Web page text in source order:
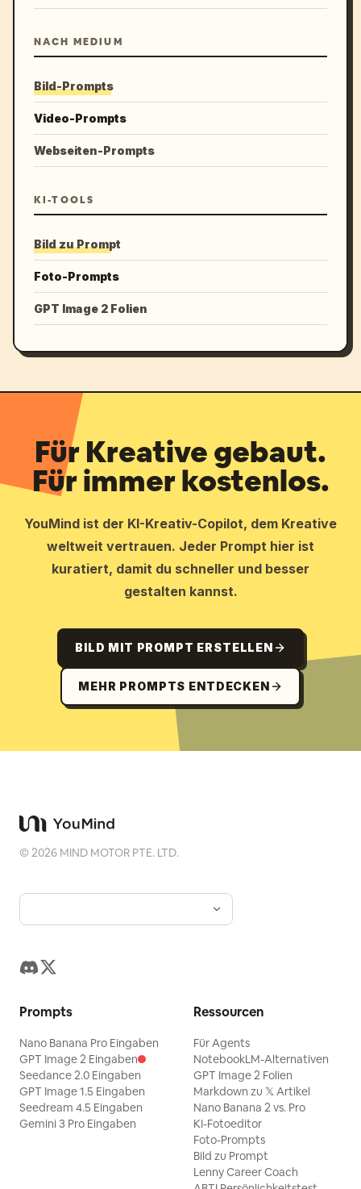
NACH MEDIUM
Bild-Prompts
Video-Prompts
Webseiten-Prompts
KI-TOOLS
Bild zu Prompt
Foto-Prompts
GPT Image 2 Folien
Für Kreative gebaut.
Für immer kostenlos.
YouMind ist der KI-Kreativ-Copilot, dem Kreative
weltweit vertrauen. Jeder Prompt hier ist
kuratiert, damit du schneller und besser
gestalten kannst.
BILD MIT PROMPT ERSTELLEN
MEHR PROMPTS ENTDECKEN
©2026 MIND MOTOR PTE. LTD.
Prompts
Nano Banana Pro Eingaben
GPT Image 2 Eingaben
Seedance 2.0 Eingaben
GPT Image 1.5 Eingaben
Seedream 4.5 Eingaben
Gemini 3 Pro Eingaben
Ressourcen
Für Agents
NotebookLM-Alternativen
GPT Image 2 Folien
Markdown zu 𝕏 Artikel
Nano Banana 2 vs. Pro
KI-Fotoeditor
Foto-Prompts
Bild zu Prompt
Lenny Career Coach